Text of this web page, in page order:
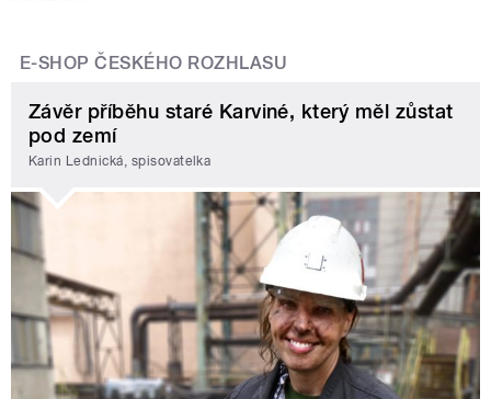
E-SHOP ČESKÉHO ROZHLASU
Závěr příběhu staré Karviné, který měl zůstat
pod zemí
Karin Lednická, spisovatelka